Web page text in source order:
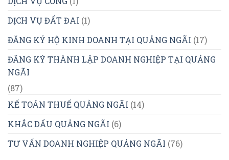
DỊCH VỤ ĐẤT ĐAI (1)
ĐĂNG KÝ HỘ KINH DOANH TẠI QUẢNG NGÃI (17)
ĐĂNG KÝ THÀNH LẬP DOANH NGHIỆP TẠI QUẢNG
NGÃI
(87)
KẾ TOÁN THUẾ QUẢNG NGÃI (14)
KHẮC DẤU QUẢNG NGÃI (6)
TƯ VẤN DOANH NGHIỆP QUẢNG NGÃI (76)